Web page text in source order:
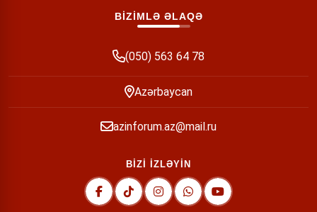
BİZİMLƏ ƏLAQƏ
(050) 563 64 78
Azərbaycan
azinforum.az@mail.ru
BİZİ İZLƏYİN